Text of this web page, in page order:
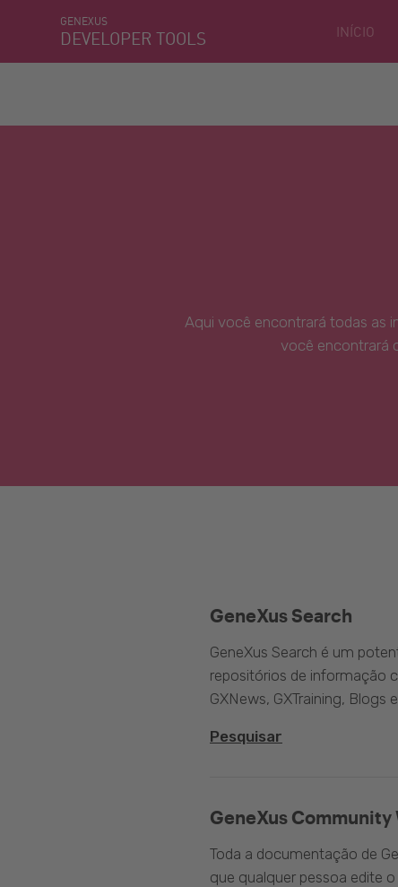
GENEXUS
DEVELOPER TOOLS INÍCIO
Aqui você encontrará todas as
você encontrará
GeneXus Community
Toda a documentação de
que qualquer pessoa edite
GeneXus Search
GeneXus Search é um
repositórios de informação
GXNews, GXTraining, Blogs
Pesquisar